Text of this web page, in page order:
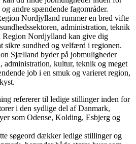
andre spændende fagområder.
Nordjylland rummer en bred vifte
administration, teknik
Region Nordjylland kan give dig
sikre sundhed og velfærd i regionen.
Sjælland byder på jobmuligheder
administration, kultur, teknik og meget
job i en smuk og varieret region,
refererer til ledige stillinger inden for
i den sydlige del af Danmark,
som Odense, Kolding, Esbjerg og
søgeord dækker ledige stillinger og